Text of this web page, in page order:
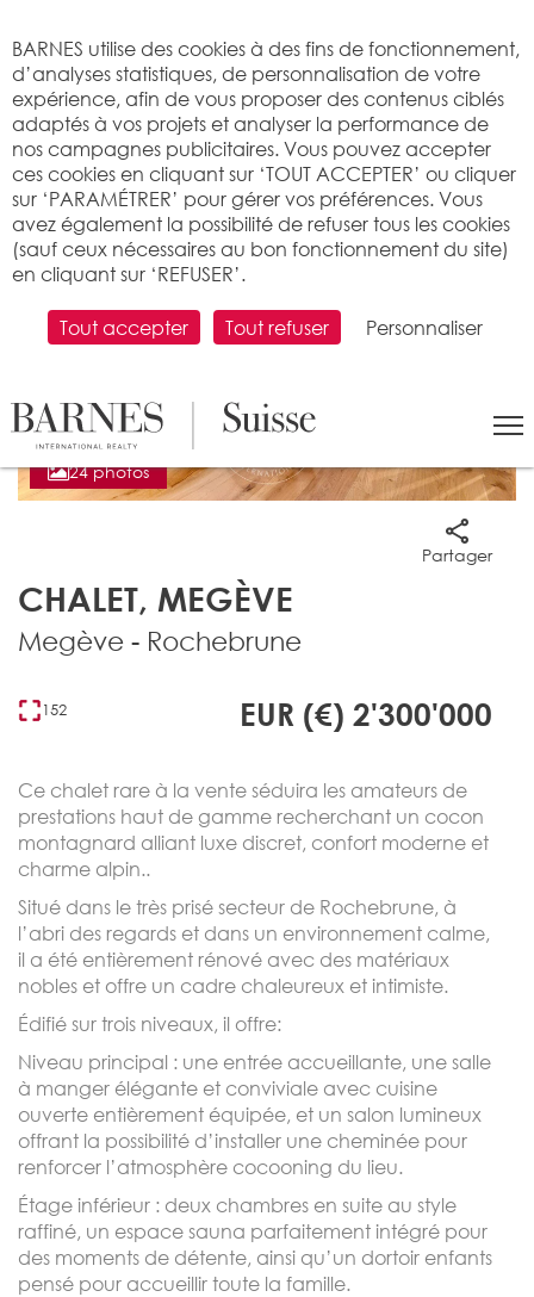
24 photos
CHALET, MEGÈVE
Partager
Megève - Rochebrune
152 EUR (€) 2'300'000
Ce chalet rare à la vente séduira les amateurs de
prestations haut de gamme recherchant un cocon
montagnard alliant luxe discret, confort moderne et
charme alpin..
Situé dans le très prisé secteur de Rochebrune, à
l’abri des regards et dans un environnement calme,
il a été entièrement rénové avec des matériaux
nobles et offre un cadre chaleureux et intimiste.
Édifié sur trois niveaux, il offre:
Niveau principal : une entrée accueillante, une salle
à manger élégante et conviviale avec cuisine
ouverte entièrement équipée, et un salon lumineux
offrant la possibilité d’installer une cheminée pour
renforcer l’atmosphère cocooning du lieu.
Étage inférieur : deux chambres en suite au style
raffiné, un espace sauna parfaitement intégré pour
des moments de détente, ainsi qu’un dortoir enfants
pensé pour accueillir toute la famille.
BARNES utilise des cookies à des fins de fonctionnement,
d’analyses statistiques, de personnalisation de votre
expérience, afin de vous proposer des contenus ciblés
adaptés à vos projets et analyser la performance de
nos campagnes publicitaires. Vous pouvez accepter
ces cookies en cliquant sur ‘TOUT ACCEPTER’ ou cliquer
sur ‘PARAMÉTRER’ pour gérer vos préférences. Vous
avez également la possibilité de refuser tous les cookies
(sauf ceux nécessaires au bon fonctionnement du site)
en cliquant sur ‘REFUSER’.
Tout accepter Tout refuser Personnaliser